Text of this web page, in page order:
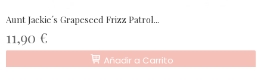
Aunt Jackie´s Grapeseed Frizz Patrol...
11,90 €
Añadir a Carrito